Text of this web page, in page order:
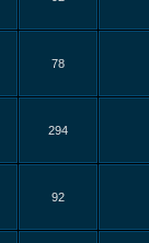
78
294
92